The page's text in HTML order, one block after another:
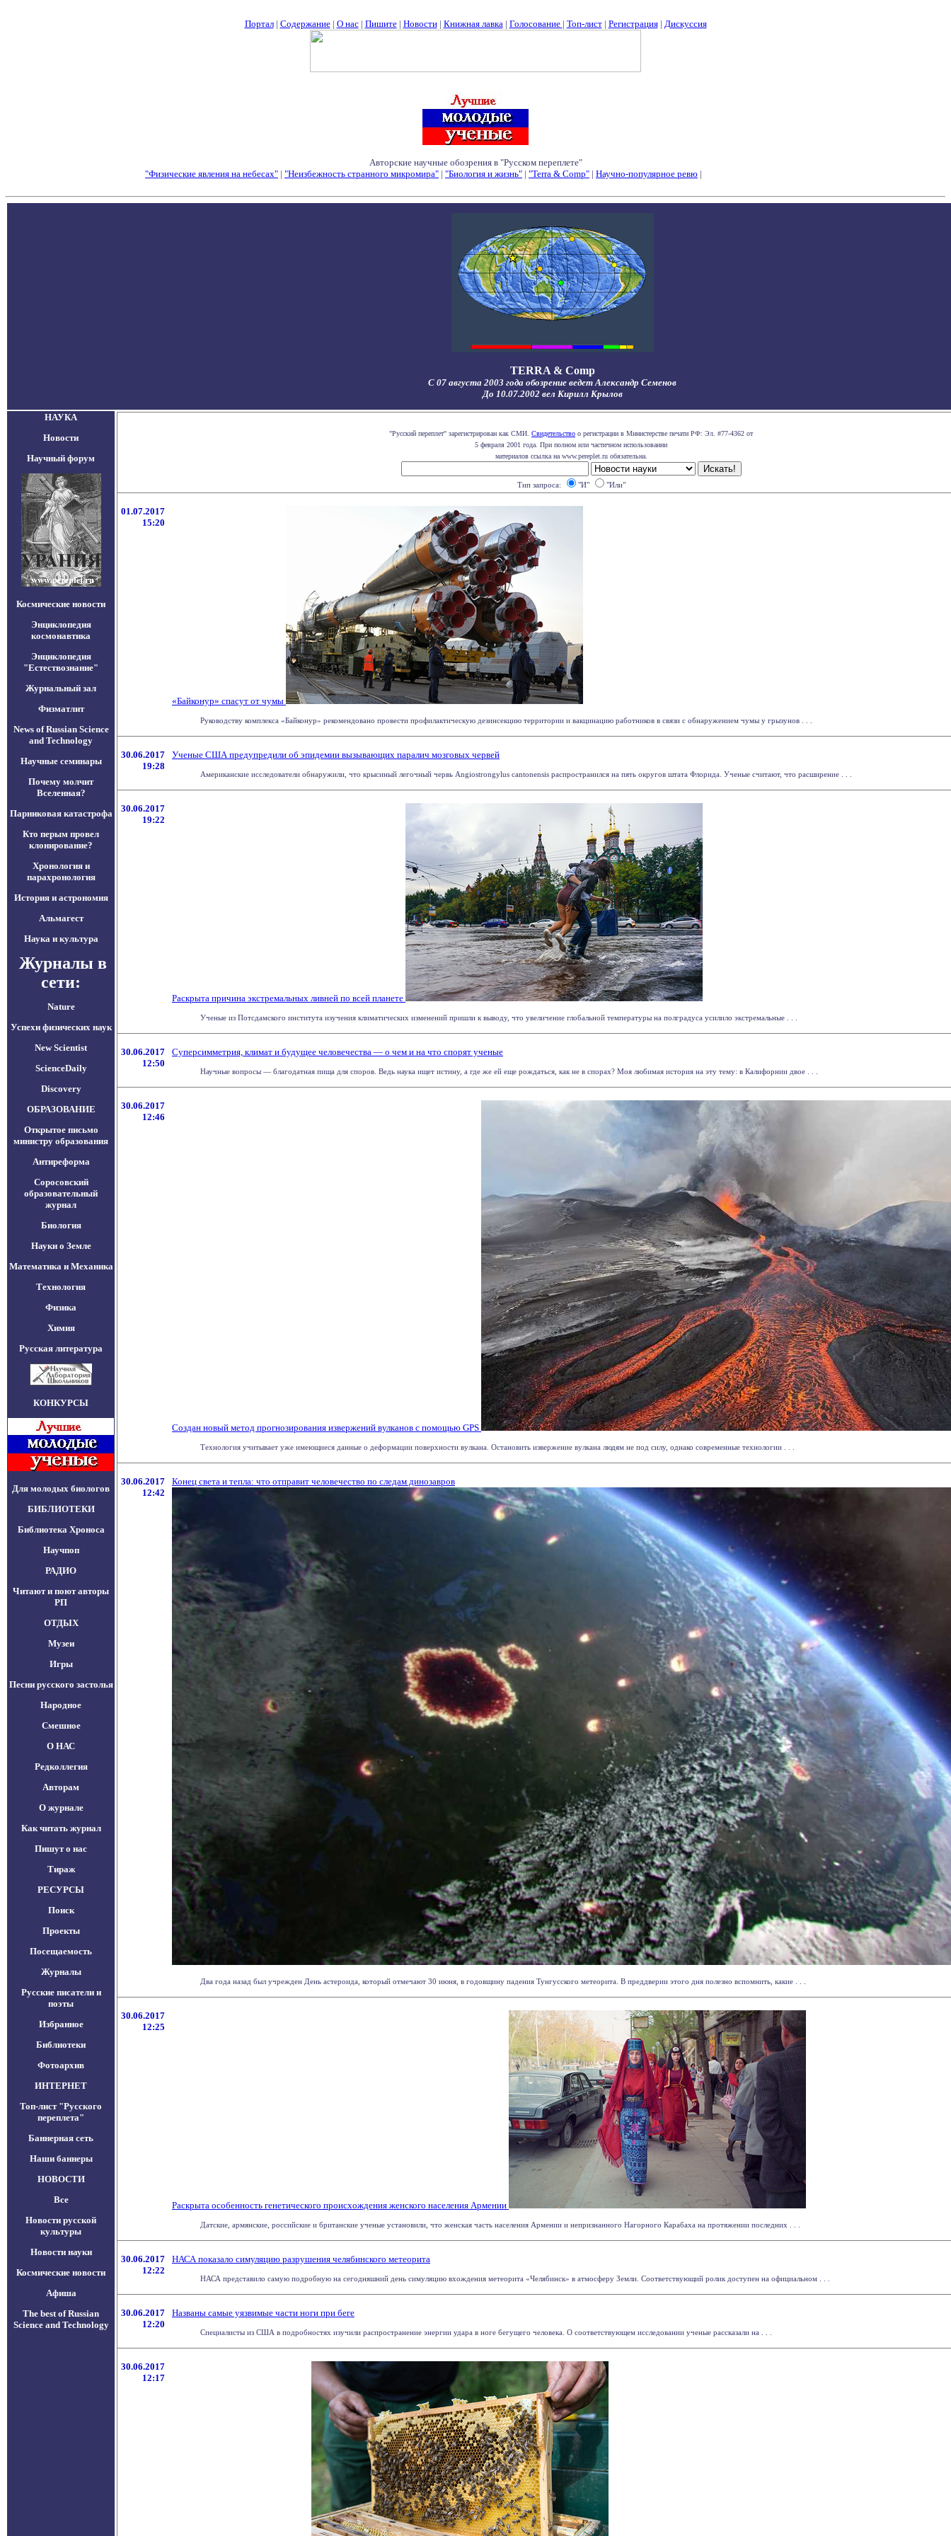
Портал| Содержание| О нас| Пишите| Новости| Книжная лавка| Голосование | Топ-лист| Регистрация| Дискуссия
Авторские научные обозрения в "Русском переплете"
"Физические явления на небесах" | "Неизбежность странного микромира" | "Биология и жизнь" | "Terra & Comp" | Научно-популярное ревю |
TERRA & Comp
С 07 августа 2003 года обозрение ведет Александр Семенов
До 10.07.2002 вел Кирилл Крылов
НАУКА
Новости
Научный форум
Космические новости
Энциклопедия
космонавтика
Энциклопедия
"Естествознание"
Журнальный зал
Физматлит
News of Russian Science
and Technology
Научные семинары
Почему молчит
Вселенная?
Парниковая катастрофа
Кто перым провел
клонирование?
Хронология и
парахронология
История и астрономия
Альмагест
Наука и культура
Журналы в
сети:
Nature
Успехи физических наук
New Scientist
ScienceDaily
Discovery
ОБРАЗОВАНИЕ
Открытое письмо
министру образования
Антиреформа
Соросовский
образовательный
журнал
Биология
Науки о Земле
Математика и Механика
Технология
Физика
Химия
Русская литература
КОНКУРСЫ
Для молодых биологов
БИБЛИОТЕКИ
Библиотека Хроноса
Научпоп
РАДИО
Читают и поют авторы
РП
ОТДЫХ
Музеи
Игры
Песни русского застолья
Народное
Смешное
О НАС
Редколлегия
Авторам
О журнале
Как читать журнал
Пишут о нас
Тираж
РЕСУРСЫ
Поиск
Проекты
Посещаемость
Журналы
Русские писатели и
поэты
Избранное
Библиотеки
Фотоархив
ИНТЕРНЕТ
Топ-лист "Русского
переплета"
Баннерная сеть
Наши баннеры
НОВОСТИ
Все
Новости русской
культуры
Новости науки
Космические новости
Афиша
The best of Russian
Science and Technology
"Русский переплет" зарегистрирован как СМИ. Свидетельство о регистрации в Министерстве печати РФ: Эл. #77-4362 от
5 февраля 2001 года. При полном или частичном использовании
материалов ссылка на www.pereplet.ru обязательна.
Тип запроса: "И" "Или"
01.07.2017
15:20
«Байконур» спасут от чумы
Руководству комплекса «Байконур» рекомендовано провести профилактическую дезинсекцию территории и вакцинацию работников в связи с обнаружением чумы у грызунов . . .
30.06.2017
19:28
Ученые США предупредили об эпидемии вызывающих паралич мозговых червей
Американские исследователи обнаружили, что крысиный легочный червь Angiostrongylus cantonensis распространился на пять округов штата Флорида. Ученые считают, что расширение . . .
30.06.2017
19:22
Раскрыта причина экстремальных ливней по всей планете
Ученые из Потсдамского института изучения климатических изменений пришли к выводу, что увеличение глобальной температуры на полградуса усилило экстремальные . . .
30.06.2017
12:50
Суперсимметрия, климат и будущее человечества — о чем и на что спорят ученые
Научные вопросы — благодатная пища для споров. Ведь наука ищет истину, а где же ей еще рождаться, как не в спорах? Моя любимая история на эту тему: в Калифорнии двое . . .
30.06.2017
12:46
Создан новый метод прогнозирования извержений вулканов с помощью GPS
Технология учитывает уже имеющиеся данные о деформации поверхности вулкана. Остановить извержение вулкана людям не под силу, однако современные технологии . . .
30.06.2017
12:42
Конец света и тепла: что отправит человечество по следам динозавров
Два года назад был учрежден День астероида, который отмечают 30 июня, в годовщину падения Тунгусского метеорита. В преддверии этого дня полезно вспомнить, какие . . .
30.06.2017
12:25
Раскрыта особенность генетического происхождения женского населения Армении
Датские, армянские, российские и британские ученые установили, что женская часть населения Армении и непризнанного Нагорного Карабаха на протяжении последних . . .
30.06.2017
12:22
НАСА показало симуляцию разрушения челябинского метеорита
НАСА представило самую подробную на сегодняшний день симуляцию вхождения метеорита «Челябинск» в атмосферу Земли. Соответствующий ролик доступен на официальном . . .
30.06.2017
12:20
Названы самые уязвимые части ноги при беге
Специалисты из США в подробностях изучили распространение энергии удара в ноге бегущего человека. О соответствующем исследовании ученые рассказали на . . .
30.06.2017
12:17